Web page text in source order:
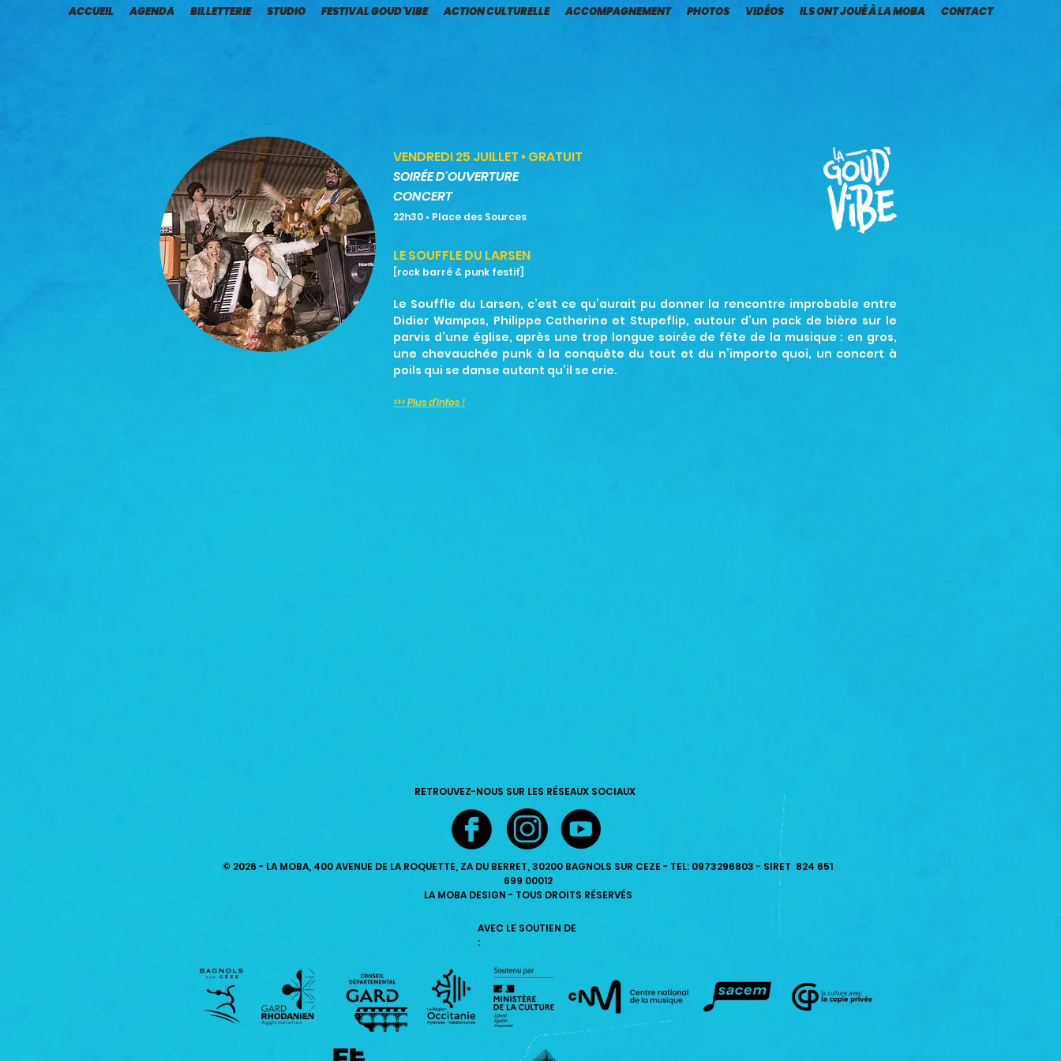
ACCUEIL AGENDA BILLETTERIE STUDIO FESTIVAL GOUD'VIBE ACTION CULTURELLE ACCOMPAGNEMENT PHOTOS VIDÉOS ILS ONT JOUÉ À LA MOBA CONTACT
VENDREDI 25 JUILLET • GRATUIT
SOIRÉE D'OUVERTURE
CONCERT
22h30 • Place des Sources
LE SOUFFLE DU LARSEN
[rock barré & punk festif]
Le Souffle du Larsen, c’est ce qu’aurait pu donner la rencontre improbable entre
Didier Wampas, Philippe Catherine et Stupeflip, autour d’un pack de bière sur le
parvis d’une église, après une trop longue soirée de fête de la musique : en gros,
une chevauchée punk à la conquête du tout et du n’importe quoi, un concert à
poils qui se danse autant qu’il se crie.
>>> Plus d'infos !
RETROUVEZ-NOUS SUR LES RÉSEAUX SOCIAUX
© 2026 - LA MOBA, 400 AVENUE DE LA ROQUETTE, ZA DU BERRET, 30200 BAGNOLS SUR CEZE - TEL: 0973296803 - SIRET 824 651
699 00012
LA MOBA DESIGN - TOUS DROITS RÉSERVÉS
AVEC LE SOUTIEN DE
: